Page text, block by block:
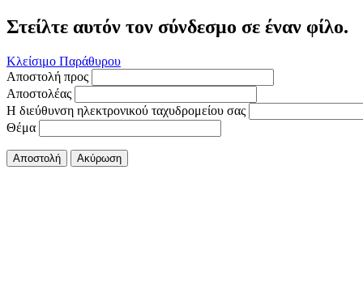
Στείλτε αυτόν τον σύνδεσμο σε έναν φίλο.
Κλείσιμο Παράθυρου
Αποστολή προς
Αποστολέας
Η διεύθυνση ηλεκτρονικού ταχυδρομείου σας
Θέμα
Αποστολή Ακύρωση